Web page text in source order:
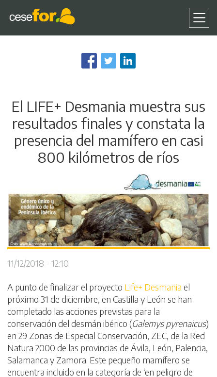
al
contenido
El LIFE+ Desmania muestra sus
resultados finales y constata la
presencia del mamífero en casi
800 kilómetros de ríos
11/12/2018 - 12:10
A punto de finalizar el proyecto Life+ Desmania el
próximo 31 de diciembre, en Castilla y León se han
completado las acciones previstas para la
conservación del desmán ibérico (Galemys pyrenaicus)
en 29 Zonas de Especial Conservación, ZEC, de la Red
Natura 2000 de las provincias de Ávila, León, Palencia,
Salamanca y Zamora. Este pequeño mamífero se
encuentra incluido en la categoría de ‘en peligro de